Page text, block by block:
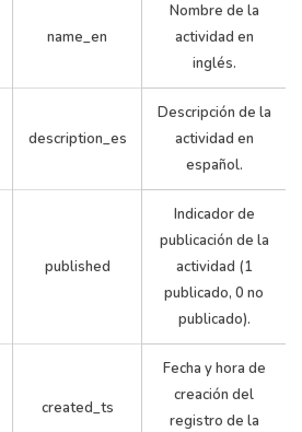
Teatro
Teatro
las
name_en
Nombre de la
actividad en
inglés.
description_es
Descripción de la
actividad en
español.
published
Indicador de
publicación de la
actividad (1
publicado, 0 no
publicado).
created_ts
Fecha y hora de
creación del
registro de la